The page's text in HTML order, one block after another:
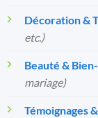
Décoration &
etc.)
Beauté &
mariage)
Témoignages